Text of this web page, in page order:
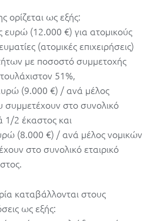
ορίζεται ως εξής:
ευρώ (12.000 €) για ατομικούς
(ατομικές επιχειρήσεις)
με ποσοστό συμμετοχής
51%,
(9.000 €) / ανά μέλος
στο συνολικό
1/2 έκαστος και
(8.000 €) / ανά μέλος νομικών
στο συνολικό εταιρικό
καταβάλλονται στους
ως εξής: